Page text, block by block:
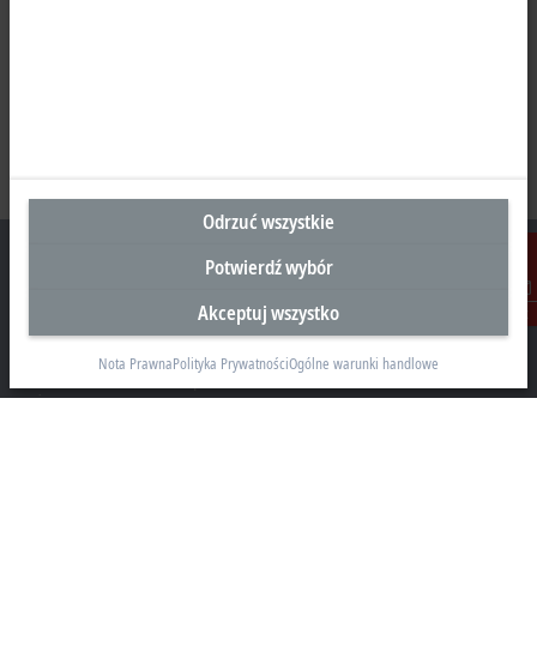
Kontakt
Siedziba Główna Polska
Beckhoff Automation Sp. z o.o.
Żabieniec, ul. Ruczajowa 15
Odrzuć wszystkie
Potwierdź wybór
Akceptuj wszystko
Nota PrawnaPolityka PrywatnościOgólne warunki handlowe